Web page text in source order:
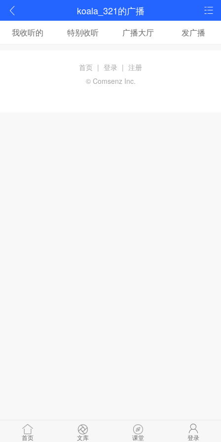
koala_321的广播
我收听的 特别收听 广播大厅 发广播
首页 文库 课堂 登录
首页 | 登录 | 注册
© Comsenz Inc.